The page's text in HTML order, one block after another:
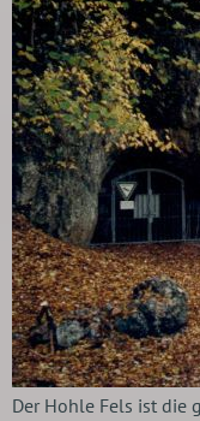
Der Hohle Fels ist die